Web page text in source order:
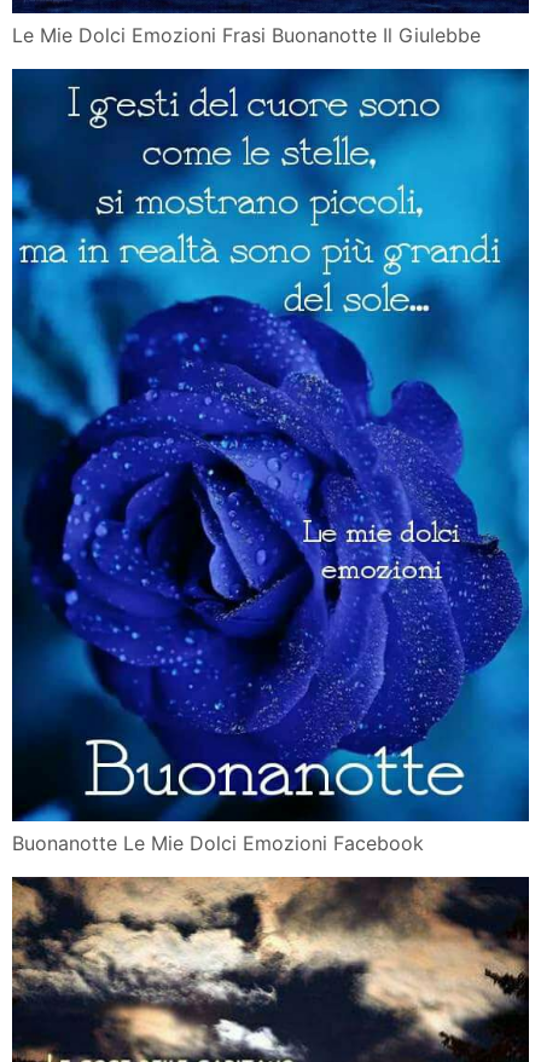
Le Mie Dolci Emozioni Frasi Buonanotte Il Giulebbe
Buonanotte Le Mie Dolci Emozioni Facebook